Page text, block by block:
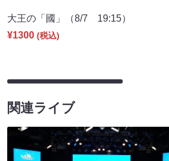
大王の「國」（8/7 19:15）
¥1300 (税込)
関連ライブ